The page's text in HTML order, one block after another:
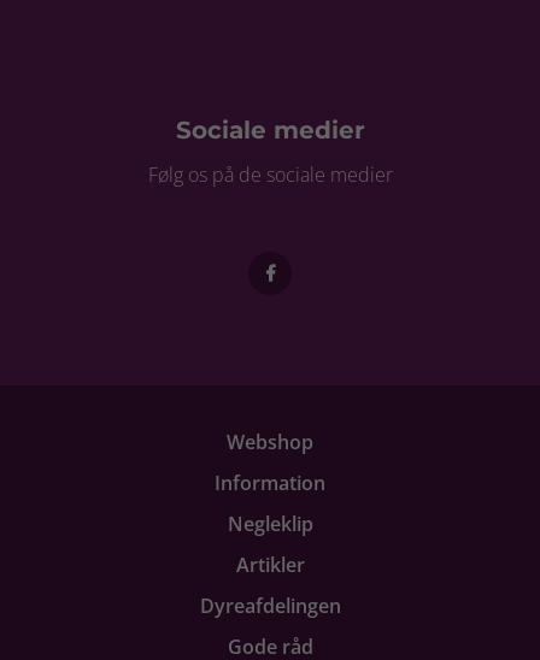
Sociale medier
Følg os på de sociale medier
Webshop
Information
Negleklip
Artikler
Dyreafdelingen
Gode råd